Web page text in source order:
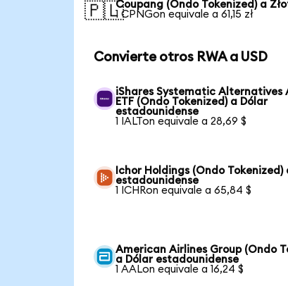
🇵🇱Coupang (Ondo Tokenized) a
1 CPNGon equivale a 61,15 zł
Convierte otros RWA a USD
iShares Systematic Alternatives
ETF (Ondo Tokenized) a Dólar
estadounidense
1 IALTon equivale a 28,69 $
Ichor Holdings (Ondo Tokenized)
estadounidense
1 ICHRon equivale a 65,84 $
American Airlines Group (Ondo
a Dólar estadounidense
1 AALon equivale a 16,24 $